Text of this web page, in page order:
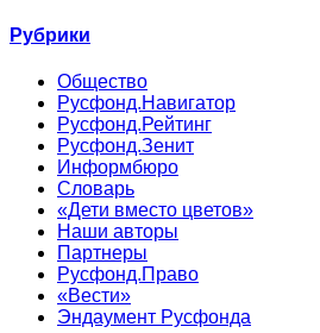
Рубрики
Общество
Русфонд.Навигатор
Русфонд.Рейтинг
Русфонд.Зенит
Информбюро
Словарь
«Дети вместо цветов»
Наши авторы
Партнеры
Русфонд.Право
«Вести»
Эндаумент Русфонда